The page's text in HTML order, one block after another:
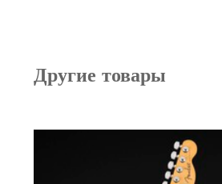
Другие товары